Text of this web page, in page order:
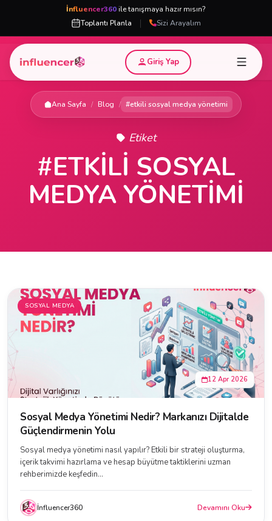
İnfluencer360 ile tanışmaya hazır mısın?
Toplantı Planla
| Sizi Arayalım
Giriş Yap
Ana Sayfa / Blog / #etkili sosyal medya yönetimi
Etiket
#ETKILI SOSYAL
MEDYA YÖNETIMI
SOSYAL MEDYA
12 Apr 2026
Sosyal Medya Yönetimi Nedir? Markanızı Dijitalde
Güçlendirmenin Yolu
Sosyal medya yönetimi nasıl yapılır? Etkili bir strateji oluşturma,
içerik takvimi hazırlama ve hesap büyütme taktiklerini uzman
rehberimizde keşfedin...
İnfluencer360 Devamını Oku